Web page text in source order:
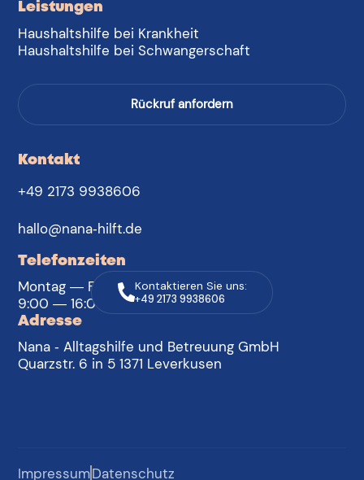
Kontaktieren Sie uns:
+49 2173 9938606
Kontakt
+49 2173 9938606
hallo@nana-hilft.de
Telefonzeiten
Montag — Freitag
9:00 — 16:00 Uhr
Adresse
Nana - Alltagshilfe und Betreuung GmbH
Quarzstr. 6 in 5 1371 Leverkusen
Leistungen
Haushaltshilfe bei Krankheit
Haushaltshilfe bei Schwangerschaft
Rückruf anfordern
ImpressumDatenschutz